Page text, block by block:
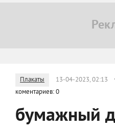
Плакаты 13-04-2023, 02:13
коментариев: 0
бумажный